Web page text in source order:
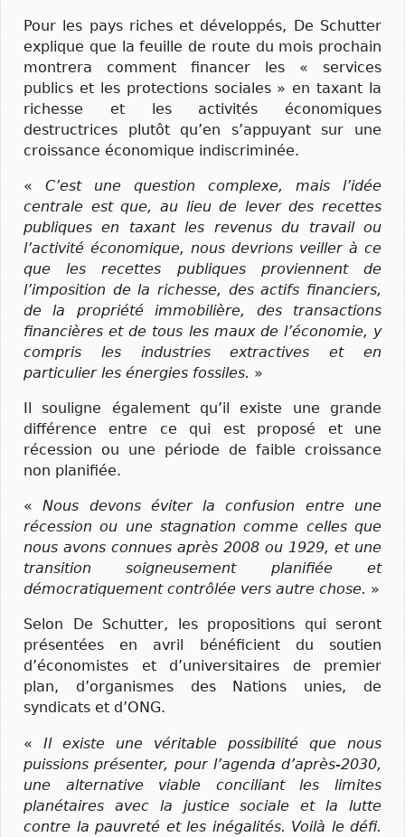
Pour les pays riches et développés, De Schutter
explique que la feuille de route du mois prochain
montrera comment financer les « services
publics et les protections sociales » en taxant la
richesse et les activités économiques
destructrices plutôt qu’en s’appuyant sur une
croissance économique indiscriminée.
« C’est une question complexe, mais l’idée
centrale est que, au lieu de lever des recettes
publiques en taxant les revenus du travail ou
l’activité économique, nous devrions veiller à ce
que les recettes publiques proviennent de
l’imposition de la richesse, des actifs financiers,
de la propriété immobilière, des transactions
financières et de tous les maux de l’économie, y
compris les industries extractives et en
particulier les énergies fossiles. »
Il souligne également qu’il existe une grande
différence entre ce qui est proposé et une
récession ou une période de faible croissance
non planifiée.
«Nous devons éviter la confusion entre une
récession ou une stagnation comme celles que
nous avons connues après 2008 ou 1929, et une
transition soigneusement planifiée et
démocratiquement contrôlée vers autre chose. »
Selon De Schutter, les propositions qui seront
présentées en avril bénéficient du soutien
d’économistes et d’universitaires de premier
plan, d’organismes des Nations unies, de
syndicats et d’ONG.
« Il existe une véritable possibilité que nous
puissions présenter, pour l’agenda d’après-2030,
une alternative viable conciliant les limites
planétaires avec la justice sociale et la lutte
contre la pauvreté et les inégalités. Voilà le défi.